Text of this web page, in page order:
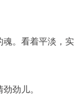
。看着平淡，实
劲儿。